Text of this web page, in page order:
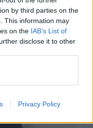
by third parties on the
This information may
on the IAB’s List of
disclose it to other
Privacy Policy
şi abuz de
înregistrări
Petro